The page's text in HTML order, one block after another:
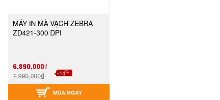
MÁY IN MÃ VẠCH ZEBRA
ZD421-300 DPI
6,890,000₫
7,990,000₫ -14%
MUA NGAY